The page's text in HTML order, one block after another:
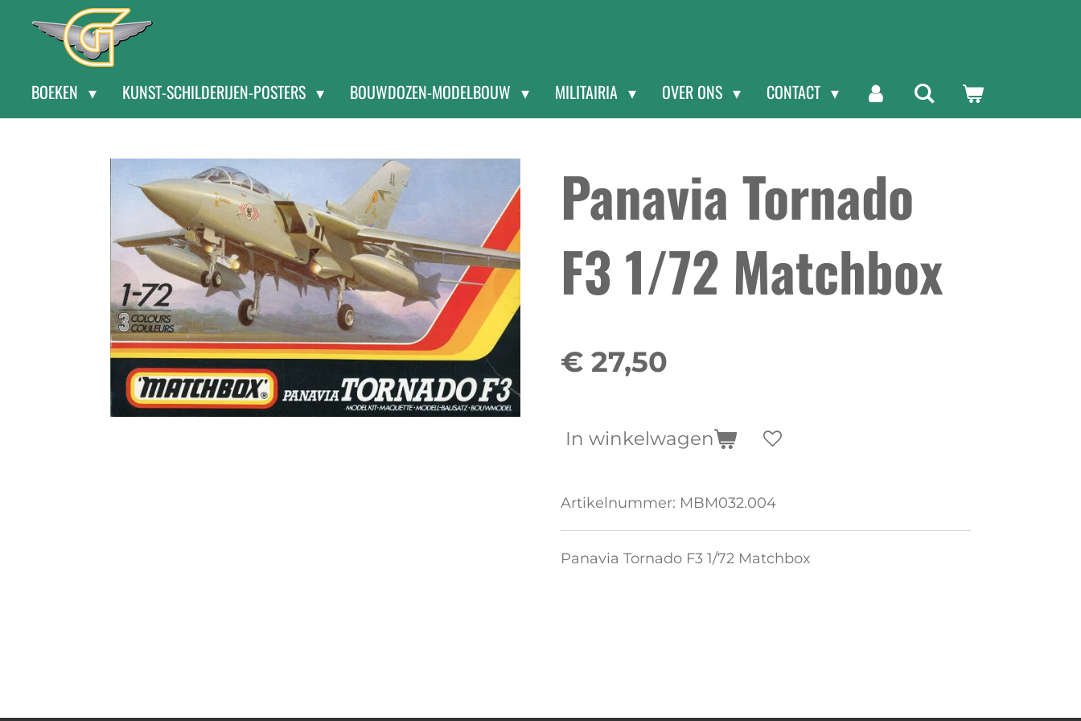
hoofdinhoud
BOEKEN KUNST-SCHILDERIJEN-POSTERS BOUWDOZEN-MODELBOUW MILITAIRIA OVER ONS CONTACT
Panavia Tornado
F3 1/72 Matchbox
€ 27,50
In winkelwagen
Artikelnummer: MBM032.004
Panavia Tornado F3 1/72 Matchbox